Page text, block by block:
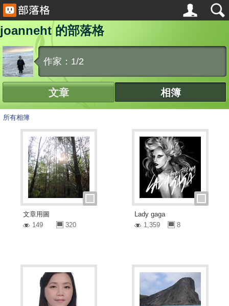
joanneht 的部落格
作家：1/2
文章 相簿
所有相簿
文章用圖
149
320
Lady gaga
1,359
8